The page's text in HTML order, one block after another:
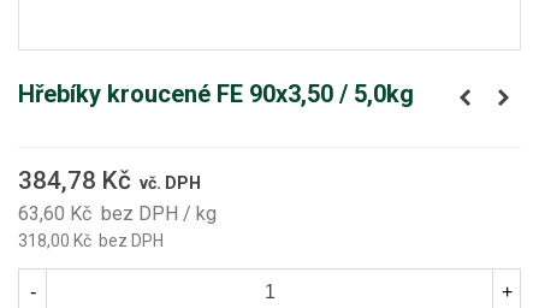
Hřebíky kroucené FE 90x3,50 / 5,0kg
384,78 Kč vč. DPH
63,60 Kč bez DPH / kg
318,00 Kč bez DPH
- +